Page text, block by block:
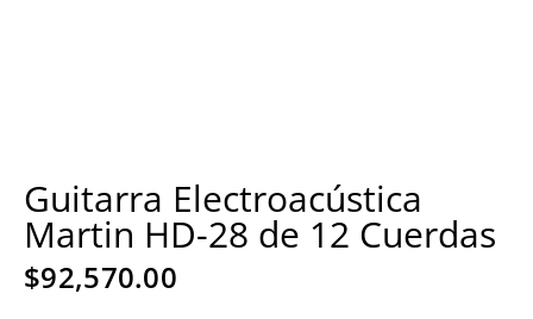
Guitarra Electroacústica
Martin HD-28 de 12 Cuerdas
$92,570.00